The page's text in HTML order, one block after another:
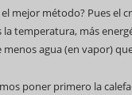
el mejor método? Pues el
temperatura, más
agua (en vapor)
poner primero la